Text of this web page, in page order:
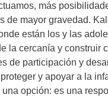
más
de mayor gravedad.
están los y las
la cercanía y construir
de participación y
y apoyar a la
opción: es una